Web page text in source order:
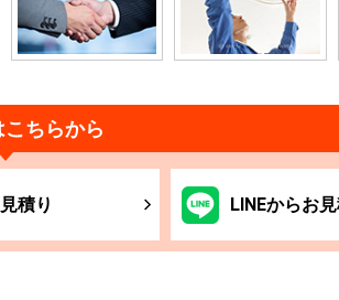
ちらから
見積り LINEからお